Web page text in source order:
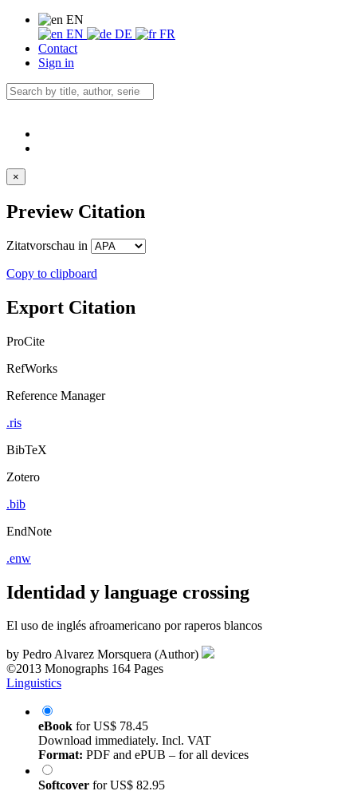
EN
EN
DE
FR
Contact
Sign in
×
Preview Citation
Zitatvorschau in
Copy to clipboard
Export Citation
ProCite
RefWorks
Reference Manager
.ris
BibTeX
Zotero
.bib
EndNote
.enw
Identidad y language crossing
El uso de inglés afroamericano por raperos blancos
by Pedro Alvarez Morsquera (Author)
©2013 Monographs 164 Pages
Linguistics
eBook forUS$ 78.45
Download immediately. Incl. VAT
Format: PDF and ePUB – for all devices
Softcover forUS$ 82.95